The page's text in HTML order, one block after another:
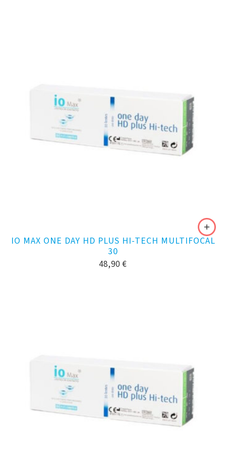
IO MAX ONE DAY HD PLUS HI-TECH MULTIFOCAL
30
48,90 €